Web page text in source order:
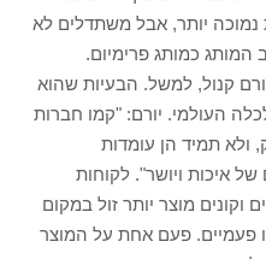
נמוכה יותר, אבל משתדלים לא
המותג כמותג פרימיום.
קנול, למשל. הבעיות שהוא
העולמי. יורם: "קמו חברות
ולא תמיד הן עומדות
איכות ויושר". לקוחות
מוצר יותר זול במקום
פעמיים. פעם אחת על המוצר